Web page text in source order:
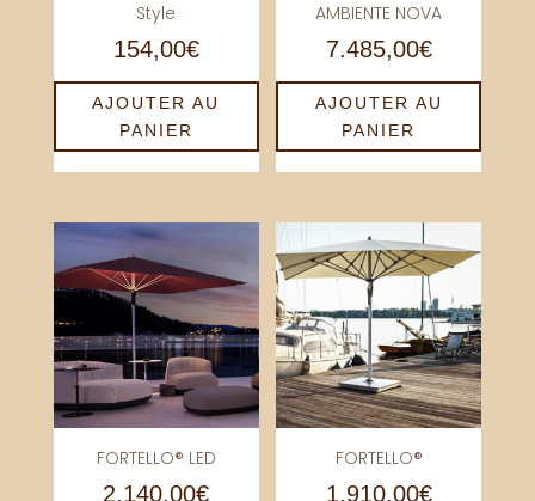
Style
154,00€
AJOUTER AU
PANIER
AMBIENTE NOVA
7.485,00€
AJOUTER AU
PANIER
FORTELLO® LED
2.140,00€
FORTELLO®
1.910,00€